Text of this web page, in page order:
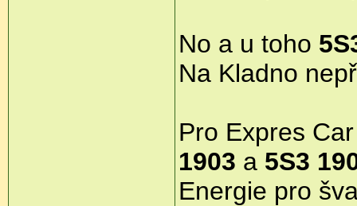
No a u toho
Na Kladno
Pro Expres
1903 a 5S3
Energie pro